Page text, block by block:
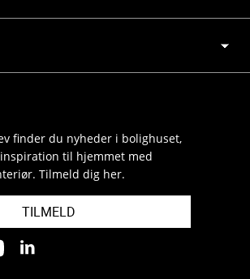
finder du nyheder i bolighuset,
til hjemmet med
Tilmeld dig her.
TILMELD